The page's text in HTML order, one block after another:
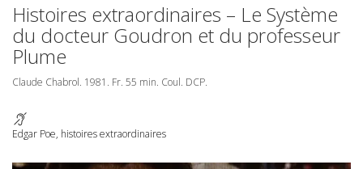
Histoires extraordinaires – Le Système
du docteur Goudron et du professeur
Plume
Claude Chabrol. 1981. Fr. 55 min. Coul. DCP.
Edgar Poe, histoires extraordinaires